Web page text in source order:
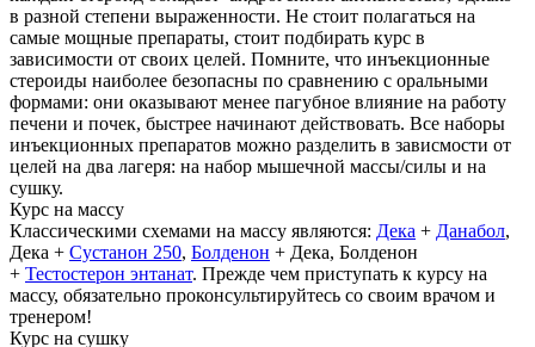
в разной степени выраженности. Не стоит полагаться на
самые мощные препараты, стоит подбирать курс в
зависимости от своих целей. Помните, что инъекционные
стероиды наиболее безопасны по сравнению с оральными
формами: они оказывают менее пагубное влияние на работу
печени и почек, быстрее начинают действовать. Все наборы
инъекционных препаратов можно разделить в зависмости от
целей на два лагеря: на набор мышечной массы/силы и на
сушку.
Курс на массу
Классическими схемами на массу являются: Дека + Данабол,
Дека + Сустанон 250, Болденон + Дека, Болденон
+ Тестостерон энтанат. Прежде чем приступать к курсу на
массу, обязательно проконсультируйтесь со своим врачом и
тренером!
Курс на сушку